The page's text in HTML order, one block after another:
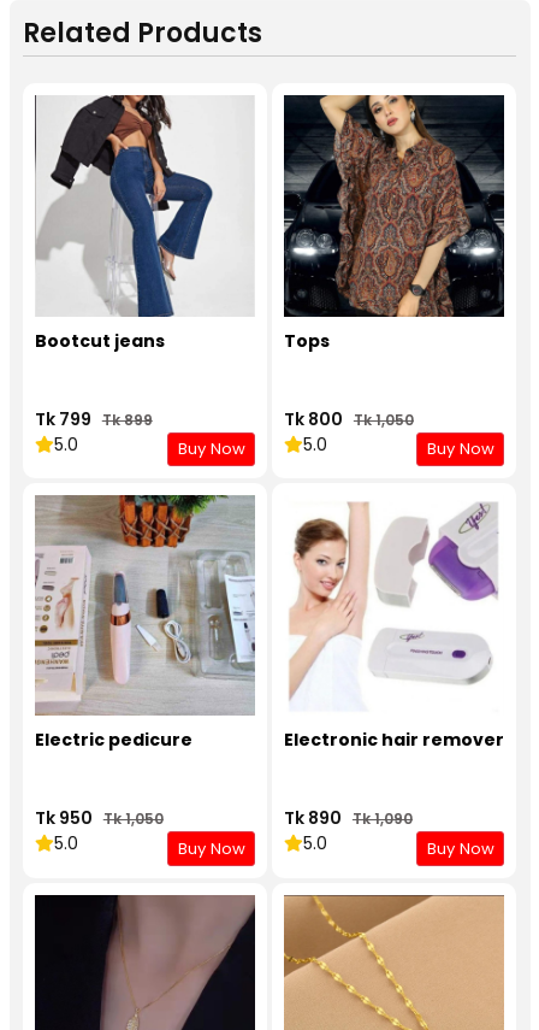
Related Products
Bootcut jeans
Tk 799 Tk 899
5.0 Buy Now
Tops
Tk 800 Tk 1,050
5.0 Buy Now
Electric pedicure
Tk 950 Tk 1,050
5.0 Buy Now
Electronic hair remover
Tk 890 Tk 1,090
5.0 Buy Now